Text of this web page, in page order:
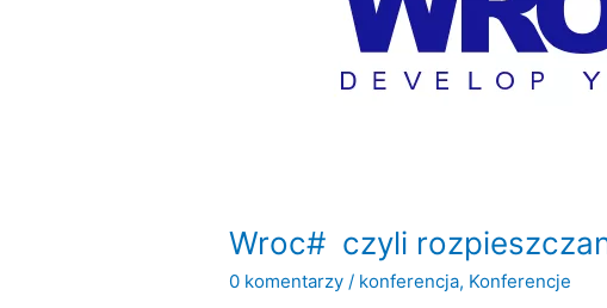
Wroc# czyli
0 komentarzy / konferencja, Konferencje